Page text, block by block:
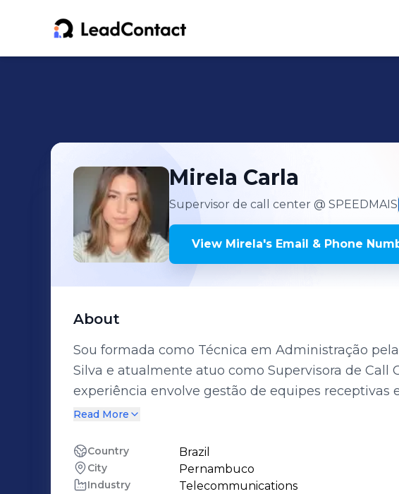
Mirela Carla
Supervisor de call center @ SPEEDMAIS
View Mirela's Email & Phone
About
Sou formada como Técnica em Administração
Silva e atualmente atuo como Supervisora de Call
experiência envolve gestão de equipes receptivas
governamentais como Compras.gov, Contratos,
relatórios estratégicos com base em inteligência de dados. Na
atual, trabalho em colaboração com minha equipe
Read More
Country Brazil
City Pernambuco
Industry Telecommunications